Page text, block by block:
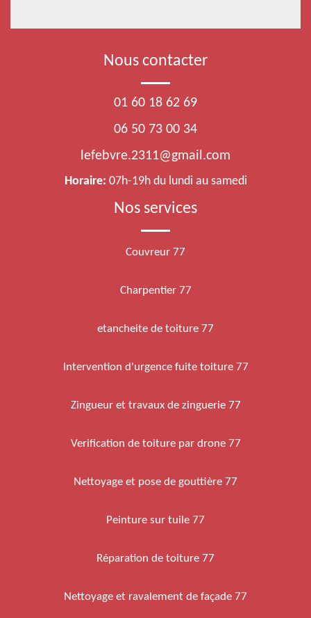
Nous contacter
01 60 18 62 69
06 50 73 00 34
lefebvre.2311@gmail.com
Horaire: 07h-19h du lundi au samedi
Nos services
Couvreur 77
Charpentier 77
etancheite de toiture 77
Intervention d'urgence fuite toiture 77
Zingueur et travaux de zinguerie 77
Verification de toiture par drone 77
Nettoyage et pose de gouttière 77
Peinture sur tuile 77
Réparation de toiture 77
Nettoyage et ravalement de façade 77